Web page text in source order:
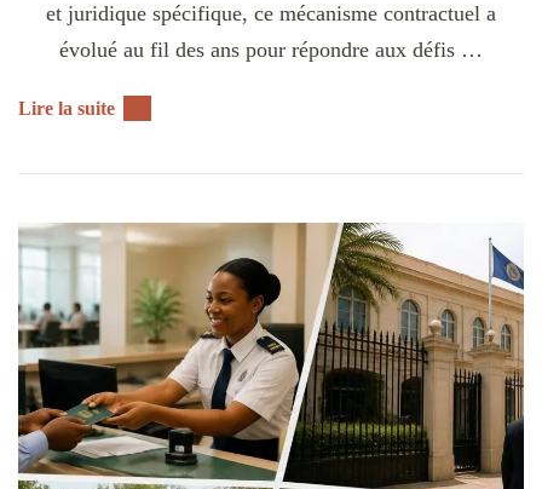
et juridique spécifique, ce mécanisme contractuel a
évolué au fil des ans pour répondre aux défis …
Lire la suite